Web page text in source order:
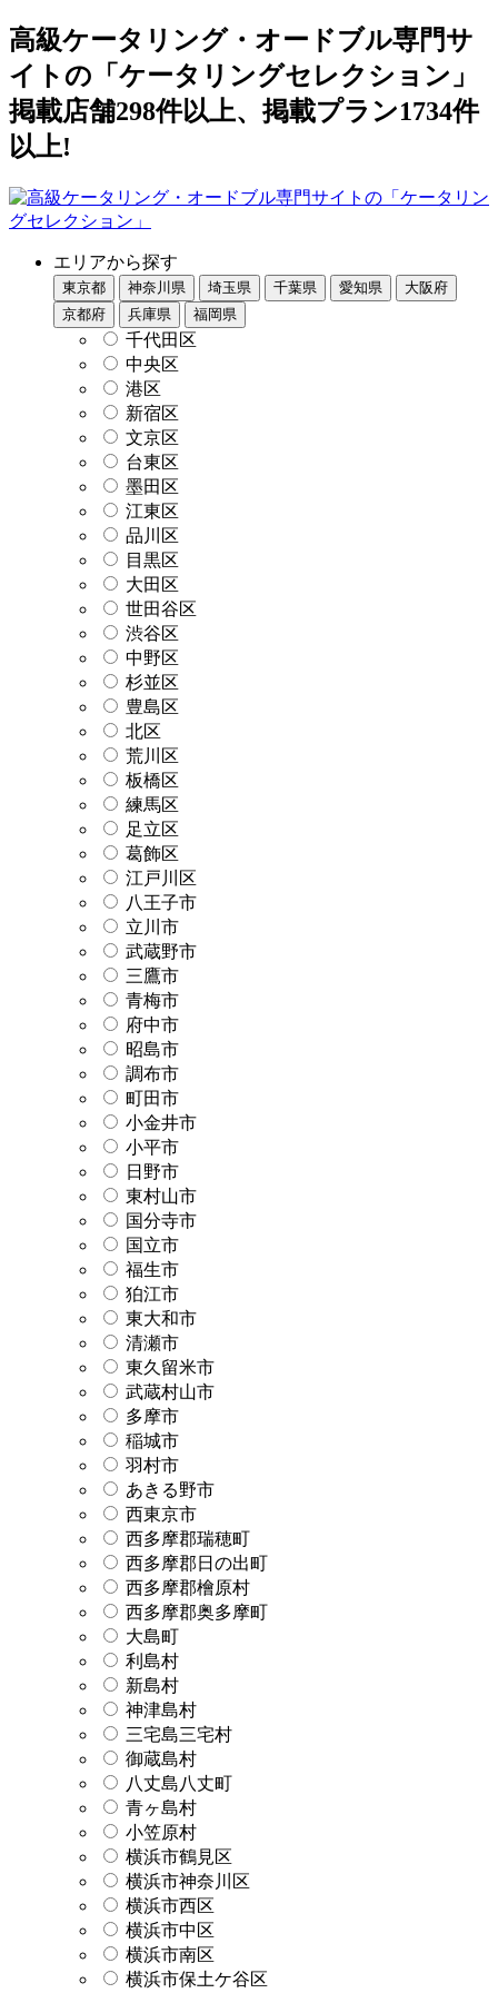
高級ケータリング・オードブル専門サ
イトの「ケータリングセレクション」
掲載店舗298件以上、掲載プラン1734件
以上!
エリアから探す
東京都 神奈川県 埼玉県 千葉県 愛知県
大阪府
京都府
兵庫県 福岡県
千代田区
中央区
港区
新宿区
文京区
台東区
墨田区
江東区
品川区
目黒区
大田区
世田谷区
渋谷区
中野区
杉並区
豊島区
北区
荒川区
板橋区
練馬区
足立区
葛飾区
江戸川区
八王子市
立川市
武蔵野市
三鷹市
青梅市
府中市
昭島市
調布市
町田市
小金井市
小平市
日野市
東村山市
国分寺市
国立市
福生市
狛江市
東大和市
清瀬市
東久留米市
武蔵村山市
多摩市
稲城市
羽村市
あきる野市
西東京市
西多摩郡瑞穂町
西多摩郡日の出町
西多摩郡檜原村
西多摩郡奥多摩町
大島町
利島村
新島村
神津島村
三宅島三宅村
御蔵島村
八丈島八丈町
青ヶ島村
小笠原村
横浜市鶴見区
横浜市神奈川区
横浜市西区
横浜市中区
横浜市南区
横浜市保土ケ谷区